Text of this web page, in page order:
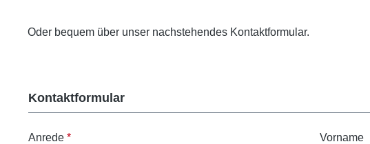
Oder bequem über unser nachstehendes Kontaktformular.
Kontaktformular
Anrede * Vorname